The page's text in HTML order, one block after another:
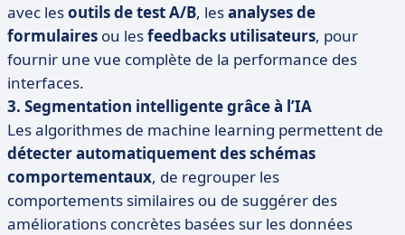
avec lesoutils de test A/B, lesanalyses de
formulaires ou lesfeedbacks utilisateurs, pour
fournir une vue complète de la performance des
interfaces.
3. Segmentation intelligente grâce à l’IA
Les algorithmes de machine learning permettent de
détecter automatiquement des schémas
comportementaux, de regrouper les
comportements similaires ou de suggérer des
améliorations concrètes basées sur les données